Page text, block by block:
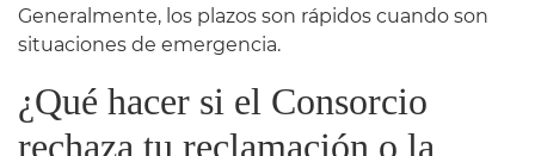
Generalmente, los plazos son rápidos cuando son
situaciones de emergencia.
¿Qué hacer si el Consorcio
rechaza tu reclamación o la